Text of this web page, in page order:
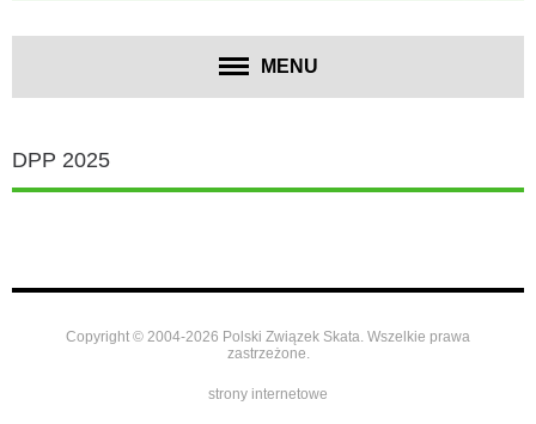
MENU
DPP 2025
Copyright © 2004-2026 Polski Związek Skata. Wszelkie prawa
zastrzeżone.
strony internetowe